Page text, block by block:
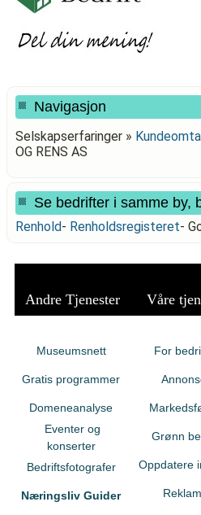
Navigasjon
Selskapserfaringer »
OG RENS AS
Se bedrifter i samme by,
Renhold- Renholdsregisteret-
Andre Tjenester Våre
Museumsnett
Gratis programmer
Domeneanalyse
Eventer og
konserter
Bedriftsfotografer
Næringsliv Guider
For
Grønn
Oppdatere